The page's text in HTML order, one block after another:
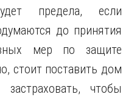
предела, если
до принятия
мер по защите
стоит поставить дом
чтобы